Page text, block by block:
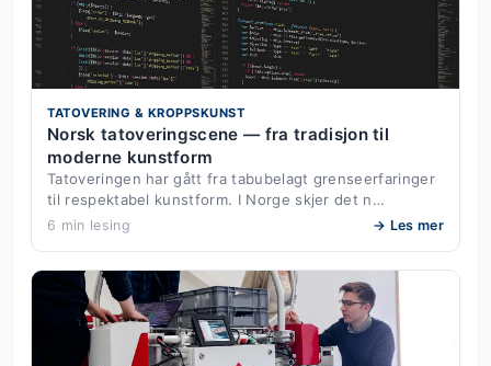
TATOVERING & KROPPSKUNST
Norsk tatoveringscene — fra tradisjon til
moderne kunstform
Tatoveringen har gått fra tabubelagt grenseerfaringer
til respektabel kunstform. I Norge skjer det n…
6 min lesing → Les mer